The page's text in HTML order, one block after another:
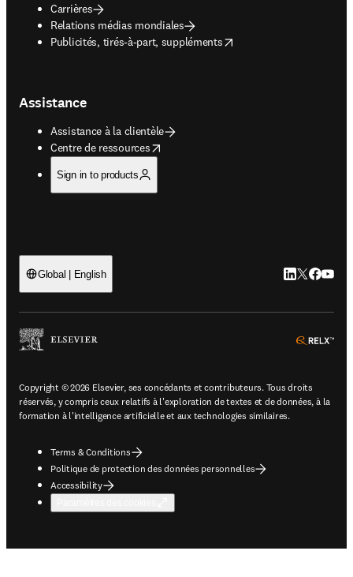
Carrières
Relations médias mondiales
Publicités, tirés-à-part, suppléments
opens in new tab/window
Assistance
Assistance à la clientèle
Centre de ressources
opens in new tab/window
Sign in to products
Global | English LinkedIn
Twitter
Copyright © 2026 Elsevier, ses concédants et contributeurs. Tous droits
réservés, y compris ceux relatifs à l'exploration de textes et de données, à la
formation à l'intelligence artificielle et aux technologies similaires.
Terms & Conditions
Politique de protection des données personnelles
Accessibility